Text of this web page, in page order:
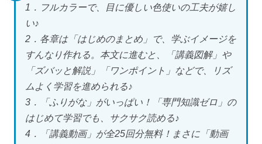
1．フルカラーで、目に優しい色使いの工夫が嬉し
い♪
2．各章は「はじめのまとめ」で、学ぶイメージを
すんなり作れる。本文に進むと、「講義図解」や
「ズバッと解説」「ワンポイント」などで、リズ
ムよく学習を進められる♪
3．「ふりがな」がいっぱい！「専門知識ゼロ」の
はじめて学習でも、サクサク読める♪
4．「講義動画」が全25回分無料！まさに「動画